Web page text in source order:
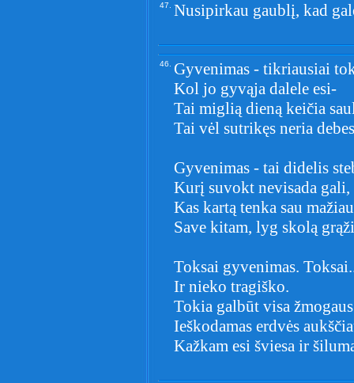
47. Nusipirkau gaublį, kad
46. Gyvenimas - tikriausiai
Kol jo gyvąja dalele esi-
Tai miglią dieną keičia
Tai vėl sutrikęs neria
Gyvenimas - tai didelis
Kurį suvokt nevisada gali,
Kas kartą tenka sau
Save kitam, lyg skolą
Toksai gyvenimas.
Ir nieko tragiško.
Tokia galbūt visa
Ieškodamas erdvės
Kažkam esi šviesa ir